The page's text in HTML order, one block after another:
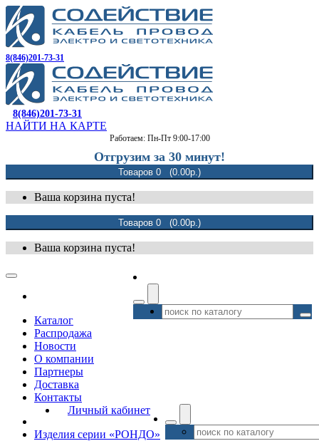
8(846)201-73-31
8(846)201-73-31
НАЙТИ НА КАРТЕ
Работаем: Пн-Пт 9:00-17:00
Отгрузим за 30 минут!
Товаров 0 (0.00р.)
Ваша корзина пуста!
Товаров 0 (0.00р.)
Ваша корзина пуста!
Каталог
Распродажа
Новости
О компании
Партнеры
Доставка
Контакты
Личный кабинет
Изделия серии «РОНДО»